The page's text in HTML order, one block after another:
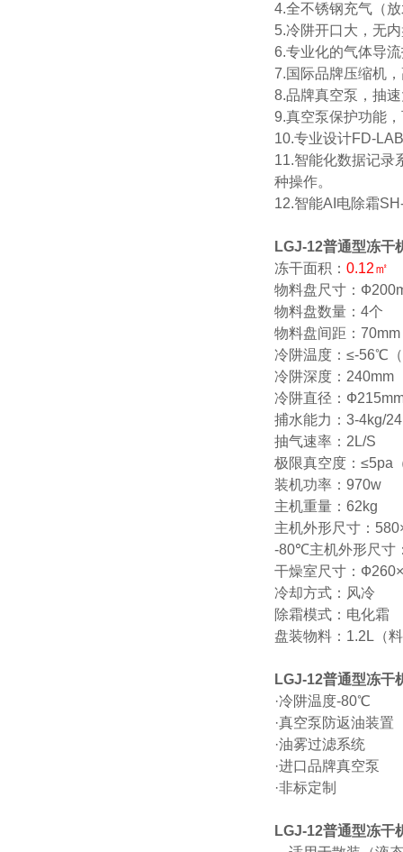
4.全不锈钢充气（
5.冷阱开口大，无
6.专业化的气体导
7.国际品牌压缩机
8.品牌真空泵，抽
9.真空泵保护功能
10.专业设计FD-
11.智能化数据记录
种操作。
12.智能AI电除霜
LGJ-12普通型冻干
冻干面积： 0.12㎡
物料盘尺寸：
物料盘数量：4个
物料盘间距：70mm
冷阱温度：≤-56℃
冷阱深度：240mm
冷阱直径：
捕水能力：3-4kg/
抽气速率：2L/S
极限真空度：≤5pa
装机功率：970w
主机重量：62kg
主机外形尺寸：
-80℃主机外形尺寸
干燥室尺寸：
冷却方式：风冷
除霜模式：电化霜
盘装物料：1.2L（
LGJ-12普通型冻干
·冷阱温度-80℃
·真空泵防返油装置
·油雾过滤系统
·进口品牌真空泵
·非标定制
LGJ-12普通型冻干